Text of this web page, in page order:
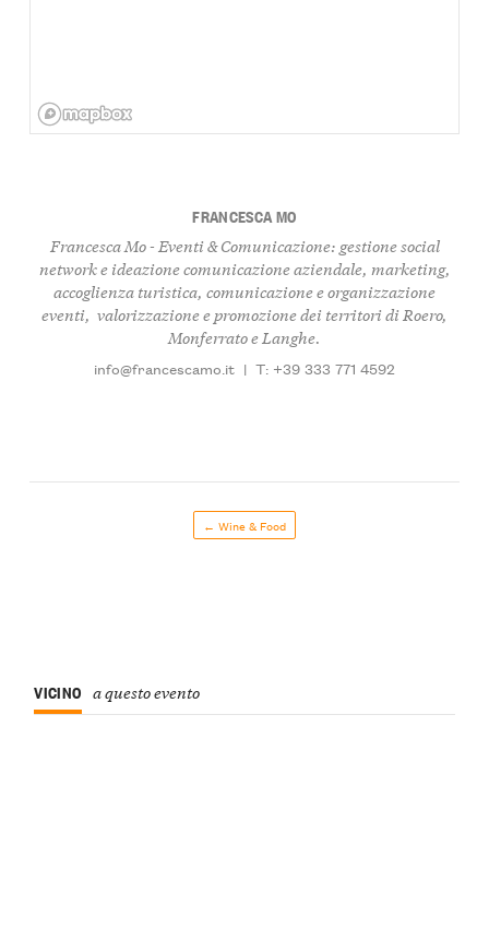
FRANCESCA MO
Francesca Mo - Eventi & Comunicazione: gestione social
network e ideazione comunicazione aziendale, marketing,
accoglienza turistica, comunicazione e organizzazione
eventi, valorizzazione e promozione dei territori di Roero,
Monferrato e Langhe.
info@francescamo.it | T: +39 333 771 4592
← Wine & Food
VICINO a questo evento